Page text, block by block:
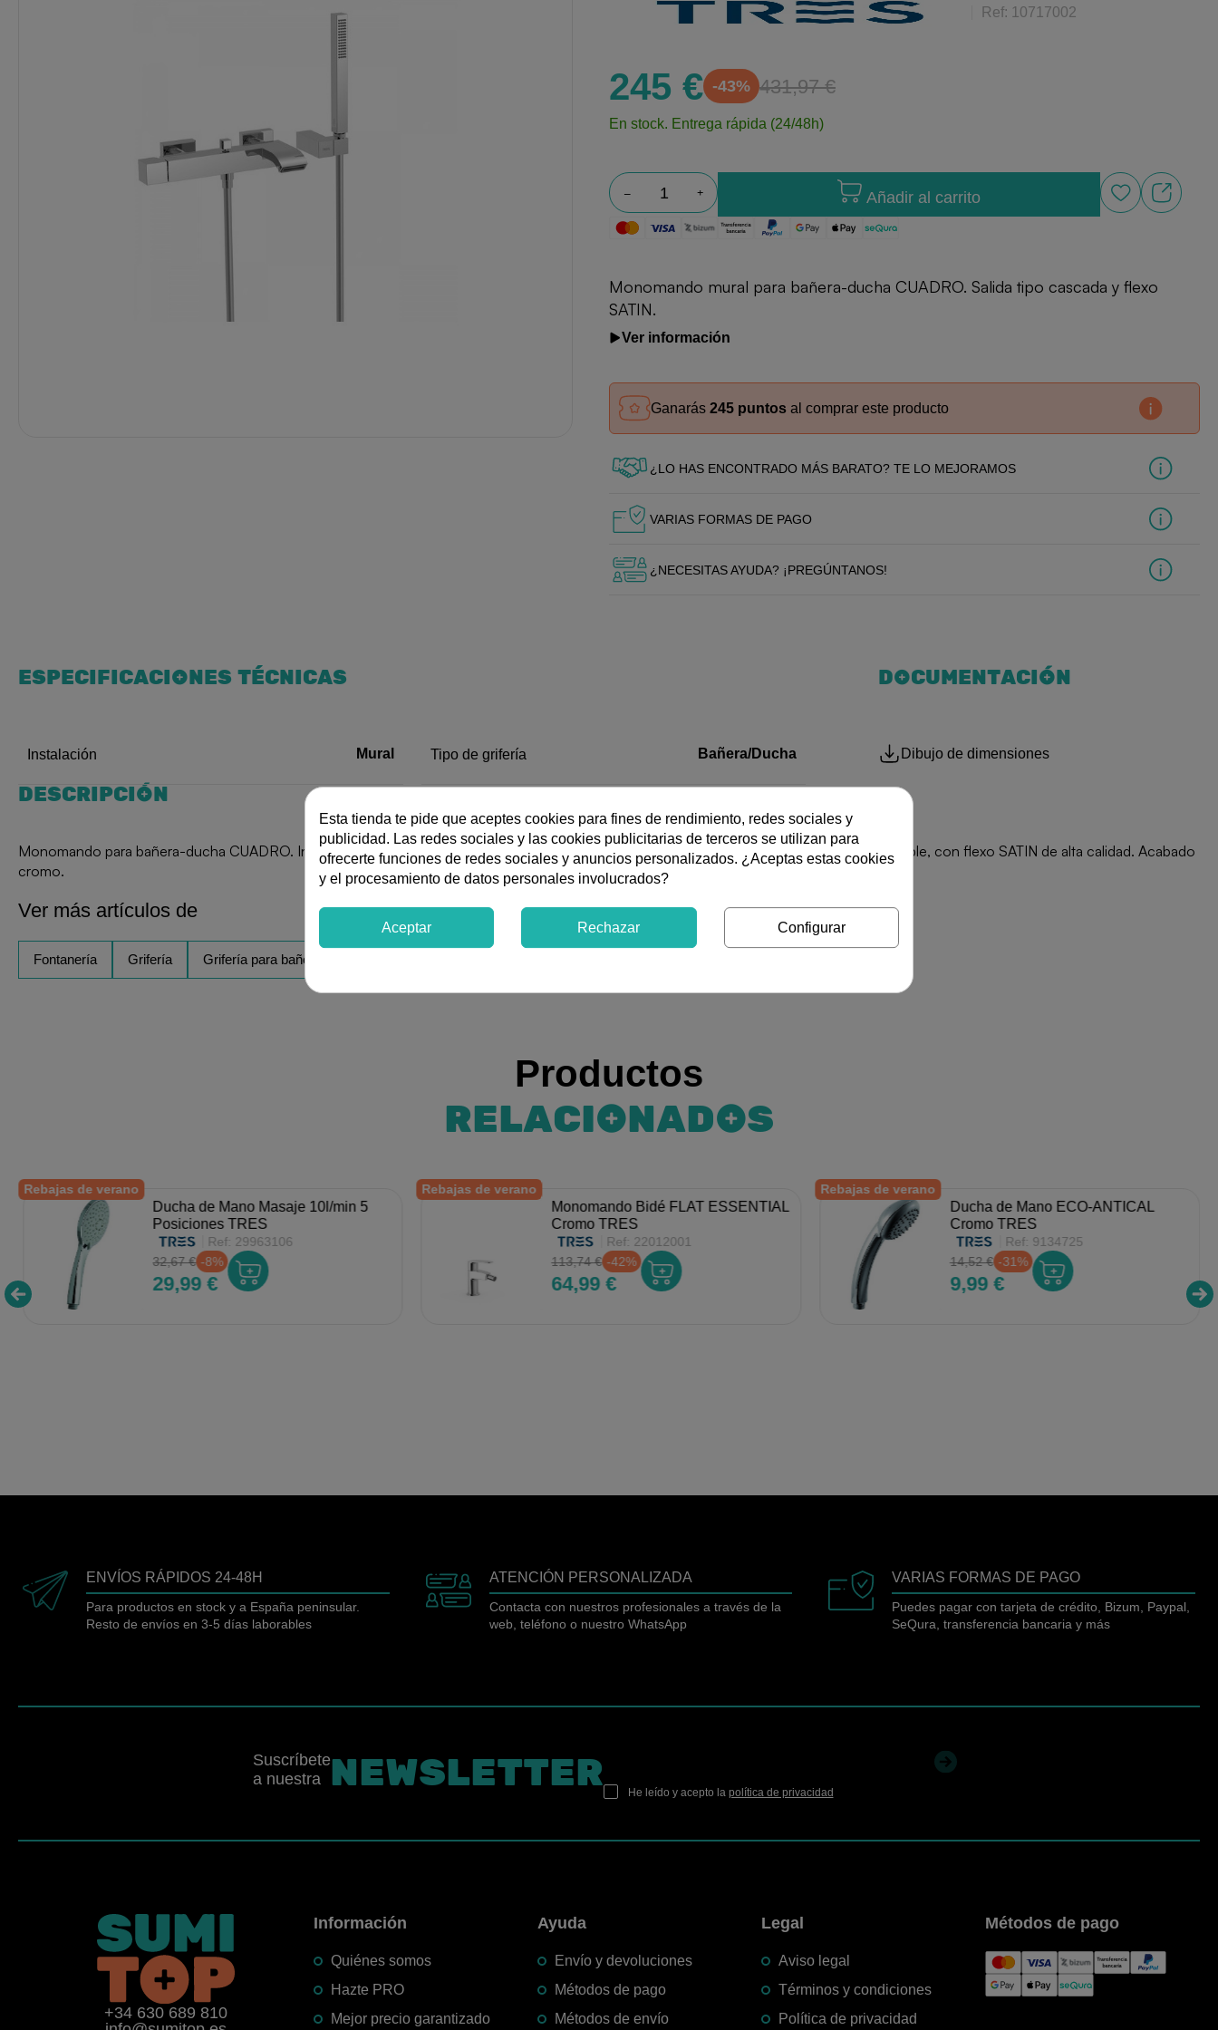
Ref: 10717002
245 € -43% 431,97 €
En stock. Entrega rápida (24/48h)
Añadir al carrito
Monomando mural para bañera-ducha CUADRO. Salida tipo cascada y flexo
SATIN.
Ver información
Ganarás 245 puntos al comprar este producto
¿LO HAS ENCONTRADO MÁS BARATO? TE LO MEJORAMOS
VARIAS FORMAS DE PAGO
¿NECESITAS AYUDA? ¡PREGÚNTANOS!
ESPECIFICACIONES TÉCNICAS
Instalación Mural Tipo de grifería Bañera/Ducha
DOCUMENTACIÓN
Dibujo de dimensiones
DESCRIPCIÓN
Monomando para bañera-ducha CUADRO. Incluye una elegante salida de agua tipo cascada. Ducha de mano anticalcárea y soporte orientable, con flexo SATIN de alta calidad. Acabado
cromo.
Ver más artículos de
Fontanería Grifería Grifería para baño
Productos
RELACIONADOS
Rebajas de verano
Ducha de Mano Masaje 10l/min 5
Posiciones TRES
Ref: 29963106
32,67 € -8%
29,99 €
Rebajas de verano
Monomando Bidé FLAT ESSENTIAL
Cromo TRES
Ref: 22012001
113,74 € -42%
64,99 €
Rebajas de verano
Ducha de Mano ECO-ANTICAL
Cromo TRES
Ref: 9134725
14,52 € -31%
9,99 €
ENVÍOS RÁPIDOS 24-48H
Para productos en stock y a España peninsular.
Resto de envíos en 3-5 días laborables
ATENCIÓN PERSONALIZADA
Contacta con nuestros profesionales a través de la
web, teléfono o nuestro WhatsApp
VARIAS FORMAS DE PAGO
Puedes pagar con tarjeta de crédito, Bizum, Paypal,
SeQura, transferencia bancaria y más
Suscríbete
a nuestra NEWSLETTER He leído y acepto la política de privacidad
+34 630 689 810
Información
Quiénes somos
Hazte PRO
Mejor precio garantizado
Ayuda
Envío y devoluciones
Métodos de pago
Métodos de envío
Legal
Aviso legal
Términos y condiciones
Política de privacidad
Métodos de pago
Esta tienda te pide que aceptes cookies para fines de rendimiento, redes sociales y
publicidad. Las redes sociales y las cookies publicitarias de terceros se utilizan para
ofrecerte funciones de redes sociales y anuncios personalizados. ¿Aceptas estas cookies
y el procesamiento de datos personales involucrados?
Aceptar Rechazar Configurar